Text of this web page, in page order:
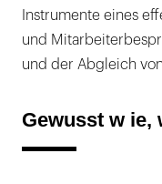
Instrumente eines
und
und der Abgleich
Gewusst w ie,